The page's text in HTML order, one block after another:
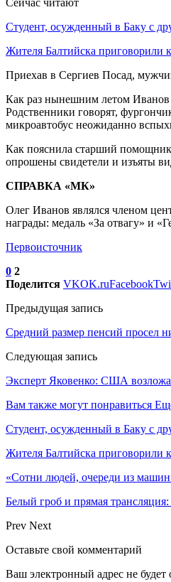
Студент, осужденный в Баку с
Жителя Балтийска приговорили
Приехав в Сергиев Посад,
Как раз нынешним летом Иванов
Родственники говорят,
микроавтобус неожиданно
Как пояснила старший помощник
опрошены свидетели и изъяты
СПРАВКА «МК»
Олег Иванов являлся членом
награды: медаль «За отвагу» и
Первоисточник
0 2
Поделится VKOK.ruFacebook
Предыдущая запись
Средний размер пенсий просел
Следующая запись
Эксперт Яковенко: США
Вам также могут понравиться
Студент, осужденный в Баку с
Жителя Балтийска приговорили
«Сотни людей, очереди из
Белый гроб и прямая
Prev Next
Оставьте свой комментарий
Ваш электронный адрес не будет